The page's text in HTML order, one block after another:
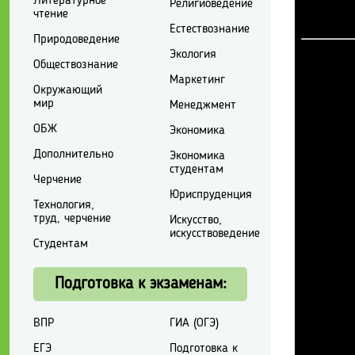
чтение
Природоведение
Обществознание
Окружающий
мир
ОБЖ
Дополнительно
Черчение
Технология,
труд, черчение
Студентам
Религиоведение
Естествознание
Экология
Маркетинг
Менеджмент
Экономика
Экономика
студентам
Юриспруденция
Искусство,
искусствоведение
Подготовка к экзаменам:
ВПР
ЕГЭ
ГИА (ОГЭ)
Подготовка к